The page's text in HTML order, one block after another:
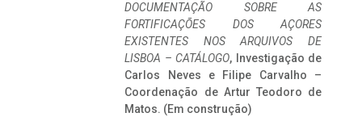
DOCUMENTAÇÃO SOBRE AS
FORTIFICAÇÕES DOS AÇORES
EXISTENTES NOS ARQUIVOS DE
LISBOA – CATÁLOGO, Investigação de
Carlos Neves e Filipe Carvalho –
Coordenação de Artur Teodoro de
Matos. (Em construção)